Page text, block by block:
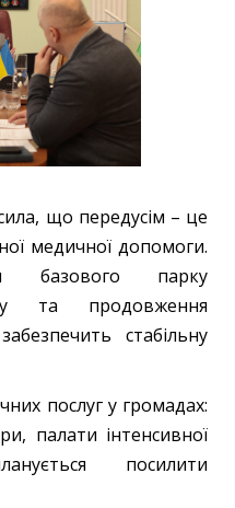
що передусім – це
медичної допомоги.
базового парку
та продовження
стабільну
послуг у громадах:
палати інтенсивної
посилити